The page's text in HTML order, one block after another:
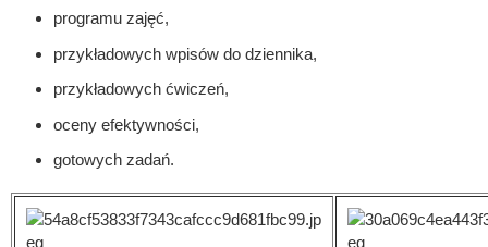
programu zajęć,
przykładowych wpisów do dziennika,
przykładowych ćwiczeń,
oceny efektywności,
gotowych zadań.